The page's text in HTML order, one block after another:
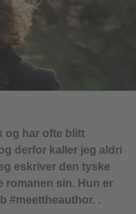
og har ofte blitt
derfor kaller jeg aldri
eskriver den tyske
romanen sin. Hun er
#meettheauthor. .